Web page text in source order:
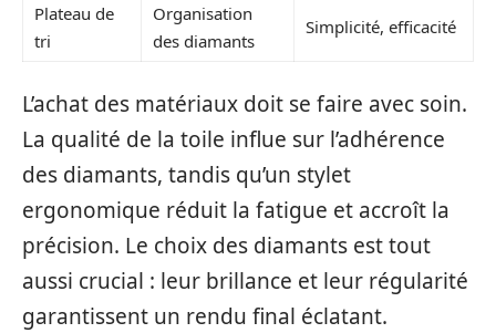
Plateau de
tri
Organisation
des diamants
Simplicité, efficacité
L’achat des matériaux doit se faire avec soin.
La qualité de la toile influe sur l’adhérence
des diamants, tandis qu’un stylet
ergonomique réduit la fatigue et accroît la
précision. Le choix des diamants est tout
aussi crucial : leur brillance et leur régularité
garantissent un rendu final éclatant.